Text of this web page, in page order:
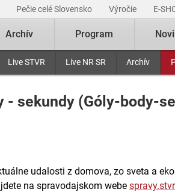
Pečie celé Slovensko Výročie E-
Live STVR Live NR SR Archív
Archív Program
- sekundy (Góly-body-
udalosti z domova, zo sveta a
na spravodajskom webe